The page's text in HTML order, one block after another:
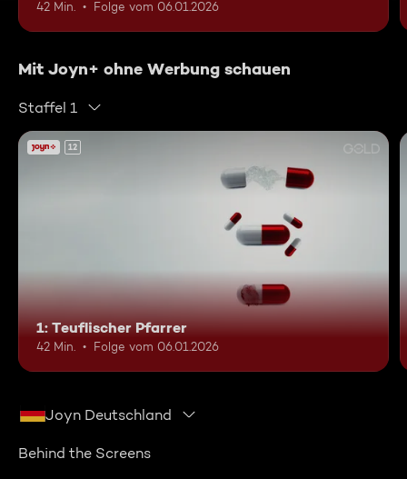
42 Min. Folge vom 06.01.2026
Mit Joyn+ ohne Werbung schauen
Staffel 1
12
1: Teuflischer Pfarrer
42 Min. Folge vom 06.01.2026
Joyn Deutschland
Behind the Screens